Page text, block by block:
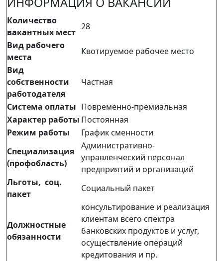
Количество
вакантных мест
28
Вид рабочего
места
Квотируемое рабочее место
Вид
собственности
работодателя
Частная
Система оплаты Повременно-премиальная
Характер работы Постоянная
Режим работы
График сменности
Специализация
(профобласть)
Административно-
управленческий персонал
предприятий и организаций
Льготы, соц.
пакет
Социальный пакет
Должностные
обязанности
консультирование и реализация
клиентам всего спектра
банковских продуктов и услуг,
осуществление операций
кредитования и пр.